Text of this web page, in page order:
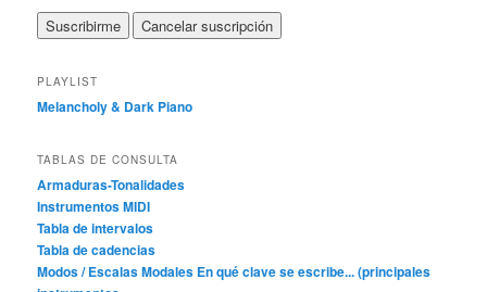
PLAYLIST
Melancholy & Dark Piano
TABLAS DE CONSULTA
Armaduras-Tonalidades
Instrumentos MIDI
Tabla de intervalos
Tabla de cadencias
Modos / Escalas Modales En qué clave se escribe... (principales